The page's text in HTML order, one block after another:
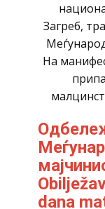
Загреб,
На
dana